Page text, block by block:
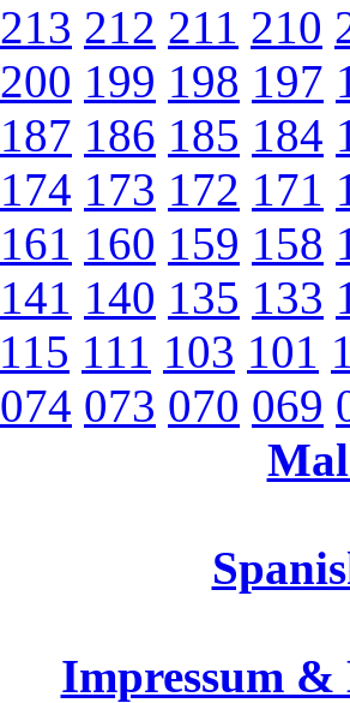
213 212 211 210
200 199 198 197
187 186 185 184
174 173 172 171
161 160 159 158
141 140 135 133
115 111 103 101
074 073 070 069
Impressum